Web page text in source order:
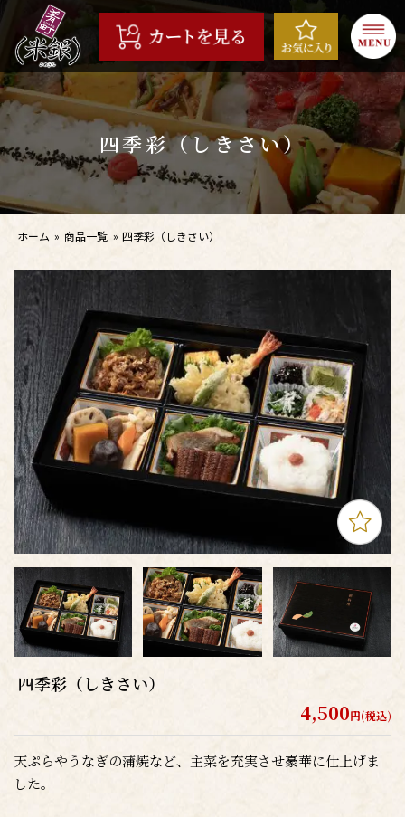
ン
ツ
へ
ス
プ
四季彩（しきさい）
ホーム » 商品一覧 » 四季彩（しきさい）
四季彩（しきさい）
4,500円(税込)
天ぷらやうなぎの蒲焼など、主菜を充実させ豪華に仕上げま
した。